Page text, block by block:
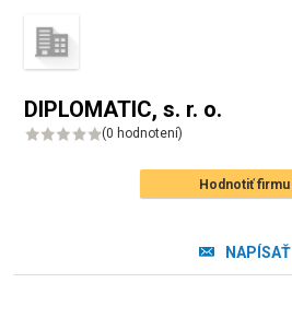
DIPLOMATIC, s. r. o.
(0 hodnotení)
Hodnotiť firmu
NAPÍSAŤ